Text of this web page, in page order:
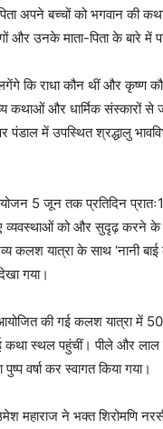
अपने बच्चों को भगवान की
उनके माता-पिता के बारे में
कि राधा कौन थीं और कृष्ण
कथाओं और धार्मिक
पंडाल में उपस्थित श्रद्धालु
5 जून तक प्रतिदिन
व्यवस्थाओं को और सुदृढ़ करने
कलश यात्रा के साथ ‘नानी
गया।
की गई कलश यात्रा में 501
स्थल पहुंचीं। पीले और लाल
वर्षा कर स्वागत किया गया।
महाराज ने भक्त शिरोमणि